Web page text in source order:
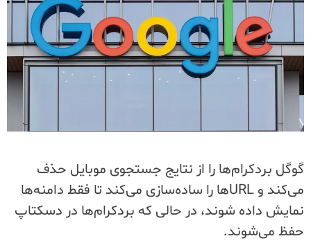
گوگل بردکرام‌ها را از نتایج جستجوی موبایل حذف
می‌کند و URL‌ها را ساده‌سازی می‌کند تا فقط دامنه‌ها
نمایش داده شوند، در حالی که بردکرام‌ها در دسکتاپ
حفظ می‌شوند.